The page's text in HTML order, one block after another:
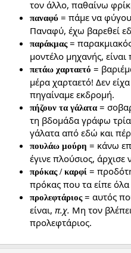
τον άλλο, παθαίνω
παναφύ = πάμε να
Παναφύ, έχω βαρεθεί
παράκμας=
μοντέλο μηχανής,
πετάω χαρταετό =
μέρα χαρταετό! Δεν
πηγαίναμε εκδρομή.
πήζουν τα γάλατα=
τη βδομάδα γράφω
γάλατα από εδώ και
πουλάω μούρη = κάνω
έγινε πλούσιος,
πρόκας / καρφί =
πρόκας που τα είπε
προλεφτάριος= αυτός
είναι, π.χ. Μη τον
προλεφτάριος.